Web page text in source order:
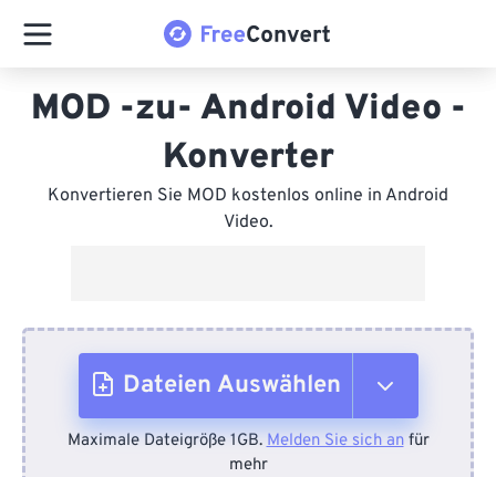
MOD -zu- Android Video -
Konverter
Konvertieren Sie MOD kostenlos online in Android
Video.
Dateien Auswählen
Vom Gerät
Maximale Dateigröße 1GB.Melden Sie sich anfür
mehr